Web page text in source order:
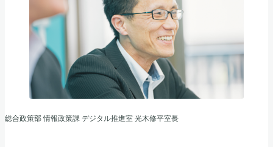
総合政策部 情報政策課 デジタル推進室 光木修平室長